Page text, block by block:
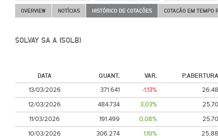
OVERVIEW NOTÍCIAS HISTÓRICO DE COTAÇÕES COTAÇÃO EM TEMPO
SOLVAY SA A (SOLB)
DATA QUANT. VAR.
P.ABERTURA
13/03/2026
371.641 -1,13%
26,48
12/03/2026
484.734 3,03%
25,70
11/03/2026
191.499 0,08%
25,70
10/03/2026
306.274 1,10%
25,88